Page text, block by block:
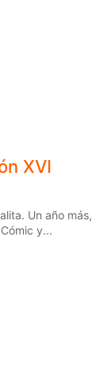
XVI
Un año más,
y...